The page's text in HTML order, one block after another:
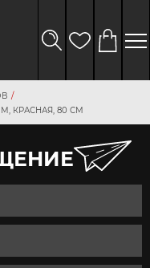
КРАСНАЯ, 80 СМ